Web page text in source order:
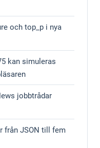
och top_p i nya
kan simuleras
jobbtrådar
från JSON till fem